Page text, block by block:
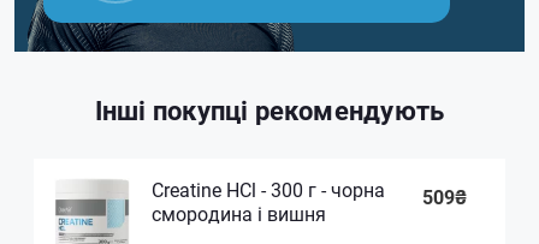
Інші покупці рекомендують
Creatine HCl - 300 г - чорна
смородина і вишня
509₴